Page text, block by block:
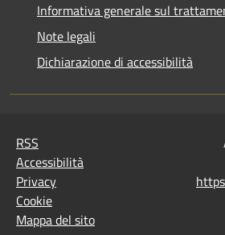
Informativa generale sul
Note legali
Dichiarazione di accessibilità
RSS
Accessibilità
Privacy
Cookie
Mappa del sito